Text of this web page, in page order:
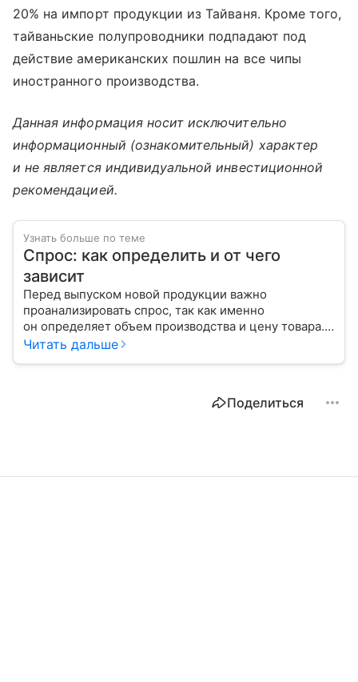
20% на импорт продукции из Тайваня. Кроме того,
тайваньские полупроводники подпадают под
действие американских пошлин на все чипы
иностранного производства.
Данная информация носит исключительно
информационный (ознакомительный) характер
и не является индивидуальной инвестиционной
рекомендацией.
Узнать больше по теме
Спрос: как определить и от чего
зависит
Перед выпуском новой продукции важно
проанализировать спрос, так как именно
он определяет объем производства и цену товара.
С помощью эксперта расскажем, как рассчитать
Читать дальше
Поделиться